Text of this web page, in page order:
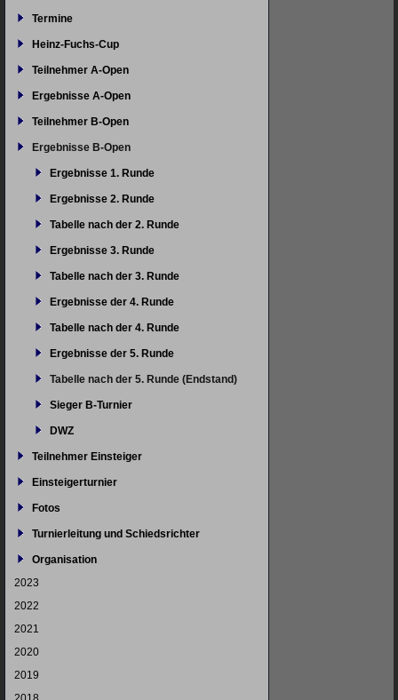
Termine
Heinz-Fuchs-Cup
Teilnehmer A-Open
Ergebnisse A-Open
Teilnehmer B-Open
Ergebnisse B-Open
Ergebnisse 1. Runde
Ergebnisse 2. Runde
Tabelle nach der 2. Runde
Ergebnisse 3. Runde
Tabelle nach der 3. Runde
Ergebnisse der 4. Runde
Tabelle nach der 4. Runde
Ergebnisse der 5. Runde
Tabelle nach der 5. Runde (Endstand)
Sieger B-Turnier
DWZ
Teilnehmer Einsteiger
Einsteigerturnier
Fotos
Turnierleitung und Schiedsrichter
Organisation
2023
2022
2021
2020
2019